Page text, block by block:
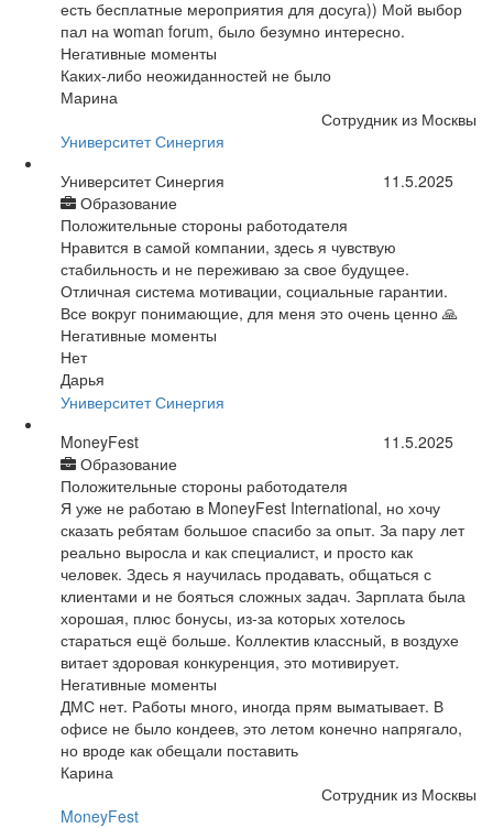
есть бесплатные мероприятия для досуга)) Мой выбор
пал на woman forum, было безумно интересно.
Негативные моменты
Каких-либо неожиданностей не было
Марина
Сотрудник из Москвы
Университет Синергия
Университет Синергия
Образование
11.5.2025
Положительные стороны работодателя
Нравится в самой компании, здесь я чувствую
стабильность и не переживаю за свое будущее.
Отличная система мотивации, социальные гарантии.
Все вокруг понимающие, для меня это очень ценно 🙏
Негативные моменты
Нет
Дарья
Университет Синергия
MoneyFest
Образование
11.5.2025
Положительные стороны работодателя
Я уже не работаю в MoneyFest International, но хочу
сказать ребятам большое спасибо за опыт. За пару лет
реально выросла и как специалист, и просто как
человек. Здесь я научилась продавать, общаться с
клиентами и не бояться сложных задач. Зарплата была
хорошая, плюс бонусы, из-за которых хотелось
стараться ещё больше. Коллектив классный, в воздухе
витает здоровая конкуренция, это мотивирует.
Негативные моменты
ДМС нет. Работы много, иногда прям выматывает. В
офисе не было кондеев, это летом конечно напрягало,
но вроде как обещали поставить
Карина
Сотрудник из Москвы
MoneyFest